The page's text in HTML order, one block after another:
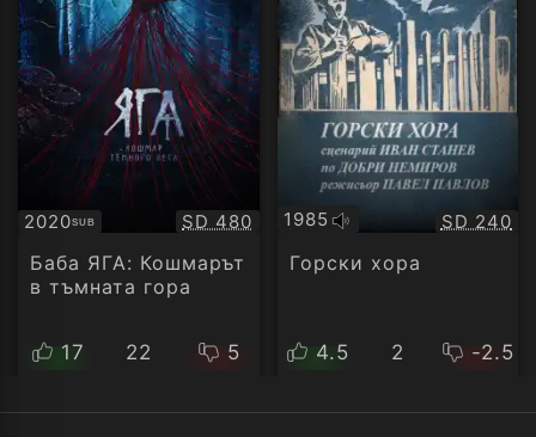
2020SUB
Субтитри Качество:
SD 480
Баба ЯГА: Кошмарът
в тъмната гора
17 22 5
1985
Оригинално
аудио
SD 240
Горски хора
4.5 2 -2.5